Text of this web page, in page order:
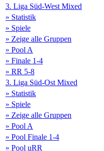
3. Liga Süd-West Mixed
» Statistik
» Spiele
» Zeige alle Gruppen
» Pool A
» Finale 1-4
» RR 5-8
3. Liga Süd-Ost Mixed
» Statistik
» Spiele
» Zeige alle Gruppen
» Pool A
» Pool Finale 1-4
» Pool uRR